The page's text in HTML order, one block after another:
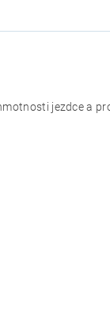
jezdce a